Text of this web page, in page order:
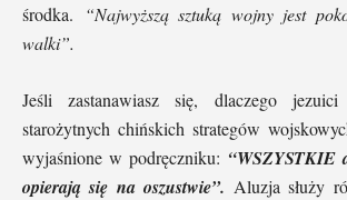
środka.
“Najwyższą sztuką wojny jest
walki”.
Jeśli zastanawiasz się, dlaczego
starożytnych chińskich strategów
wyjaśnione w podręczniku: “WSZYSTKIE
opierają się na oszustwie”. Aluzja służy